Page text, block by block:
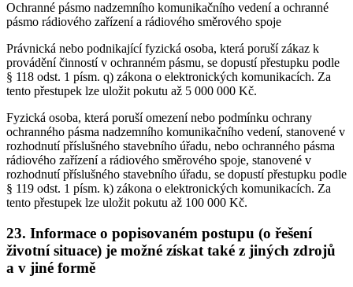
Ochranné pásmo nadzemního komunikačního vedení a ochranné
pásmo rádiového zařízení a rádiového směrového spoje
Právnická nebo podnikající fyzická osoba, která poruší zákaz k
provádění činností v ochranném pásmu, se dopustí přestupku podle
§ 118 odst. 1 písm. q) zákona o elektronických komunikacích. Za
tento přestupek lze uložit pokutu až 5 000 000 Kč.
Fyzická osoba, která poruší omezení nebo podmínku ochrany
ochranného pásma nadzemního komunikačního vedení, stanovené v
rozhodnutí příslušného stavebního úřadu, nebo ochranného pásma
rádiového zařízení a rádiového směrového spoje, stanovené v
rozhodnutí příslušného stavebního úřadu, se dopustí přestupku podle
§ 119 odst. 1 písm. k) zákona o elektronických komunikacích. Za
tento přestupek lze uložit pokutu až 100 000 Kč.
23. Informace o popisovaném postupu (o řešení
životní situace) je možné získat také z jiných zdrojů
a v jiné formě